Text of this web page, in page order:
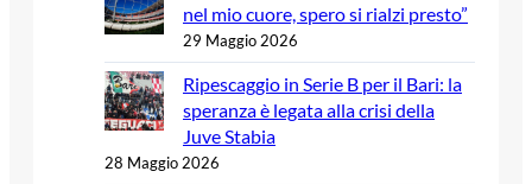
nel mio cuore, spero si rialzi presto”
29 Maggio 2026
Ripescaggio in Serie B per il Bari: la
speranza è legata alla crisi della
Juve Stabia
28 Maggio 2026